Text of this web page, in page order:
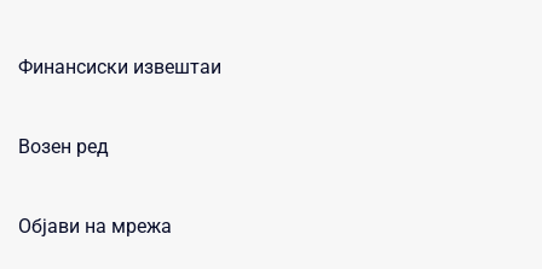
Финансиски извештаи
Возен ред
Објави на мрежа